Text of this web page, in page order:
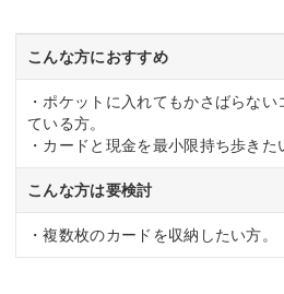
こんな方におすすめ
・ポケットに入れてもかさばらな
ている方。
・カードと現金を最小限持ち歩きた
こんな方は要検討
・複数枚のカードを収納したい方。